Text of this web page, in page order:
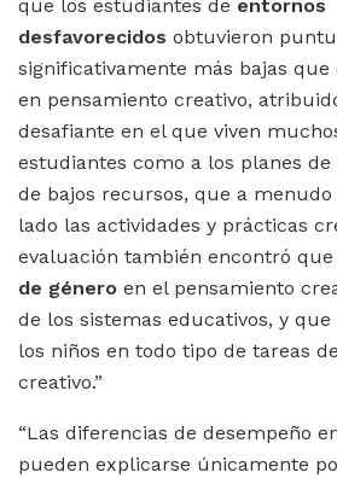
que los estudiantes de entornos
desfavorecidos obtuvieron
significativamente más bajas
en pensamiento creativo,
desafiante en el que viven
estudiantes como a los planes
de bajos recursos, que a
lado las actividades y prácticas
evaluación también encontró
de género en el pensamiento
de los sistemas educativos, y
los niños en todo tipo de tareas
creativo.”
“Las diferencias de desempeño
pueden explicarse únicamente